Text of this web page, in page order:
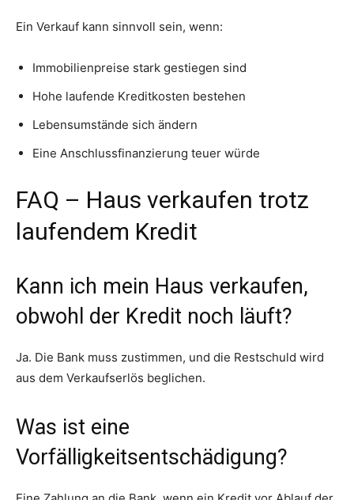
Ein Verkauf kann sinnvoll sein, wenn:
Immobilienpreise stark gestiegen sind
Hohe laufende Kreditkosten bestehen
Lebensumstände sich ändern
Eine Anschlussfinanzierung teuer würde
FAQ – Haus verkaufen trotz
laufendem Kredit
Kann ich mein Haus verkaufen,
obwohl der Kredit noch läuft?
Ja. Die Bank muss zustimmen, und die Restschuld wird
aus dem Verkaufserlös beglichen.
Was ist eine
Vorfälligkeitsentschädigung?